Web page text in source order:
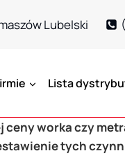
Lubelski
Lista
worka czy
tych